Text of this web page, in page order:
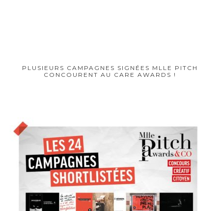
PLUSIEURS CAMPAGNES SIGNÉES MLLE PITCH
CONCOURENT AU CARE AWARDS !